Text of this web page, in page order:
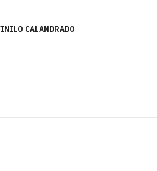
CALANDRADO